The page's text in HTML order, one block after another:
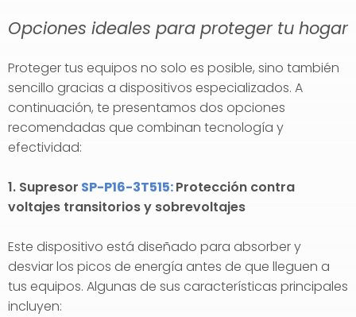
Opciones ideales para proteger tu hogar
Proteger tus equipos no solo es posible, sino también
sencillo gracias a dispositivos especializados. A
continuación, te presentamos dos opciones
recomendadas que combinan tecnología y
efectividad:
1. Supresor SP-P16-3T515:Protección contra
voltajes transitorios y sobrevoltajes
Este dispositivo está diseñado para absorber y
desviar los picos de energía antes de que lleguen a
tus equipos. Algunas de sus características principales
incluyen: